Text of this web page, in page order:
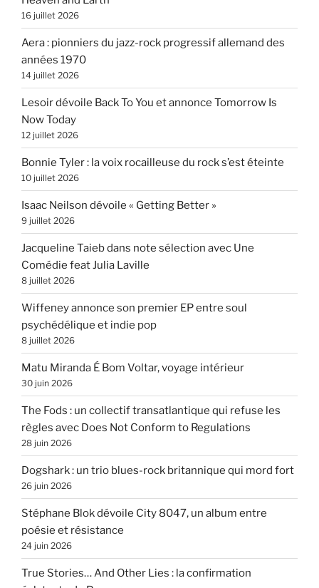
16 juillet 2026
Aera : pionniers du jazz-rock progressif allemand des
années 1970
14 juillet 2026
Lesoir dévoile Back To You et annonce Tomorrow Is
Now Today
12 juillet 2026
Bonnie Tyler : la voix rocailleuse du rock s’est éteinte
10 juillet 2026
Isaac Neilson dévoile « Getting Better »
9 juillet 2026
Jacqueline Taieb dans note sélection avec Une
Comédie feat Julia Laville
8 juillet 2026
Wiffeney annonce son premier EP entre soul
psychédélique et indie pop
8 juillet 2026
Matu Miranda É Bom Voltar, voyage intérieur
30 juin 2026
The Fods : un collectif transatlantique qui refuse les
règles avec Does Not Conform to Regulations
28 juin 2026
Dogshark : un trio blues-rock britannique qui mord fort
26 juin 2026
Stéphane Blok dévoile City 8047, un album entre
poésie et résistance
24 juin 2026
True Stories… And Other Lies : la confirmation